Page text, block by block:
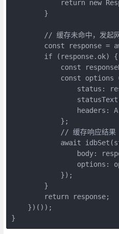
return new
        }
// 缓存未命中，发起
const response =
        if (response.ok) {
const
const options
status:
headers:
            };
            // 缓存响应结果
await
body:
options:
            });
        }
        return response;
    })());
}